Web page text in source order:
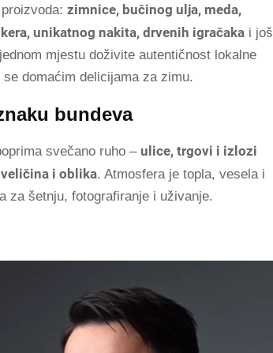
zimnice, bučinog ulja, meda,
unikatnog nakita, drvenih igračaka i još
mjestu doživite autentičnost lokalne
domaćim delicijama za zimu.
bundeva
svečano ruho – ulice, trgovi i izlozi
i oblika. Atmosfera je topla, vesela i
za šetnju, fotografiranje i uživanje.